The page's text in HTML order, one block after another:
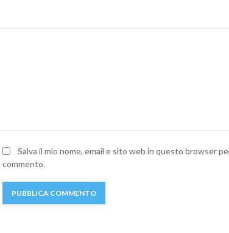
Nome:Salva il mio nome, email e sito web in questo browser
commento.